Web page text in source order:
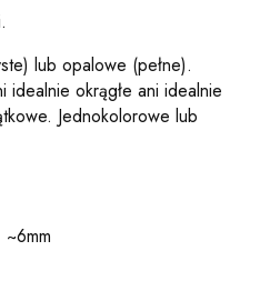
lub opalowe (pełne).
okrągłe ani idealnie
Jednokolorowe lub